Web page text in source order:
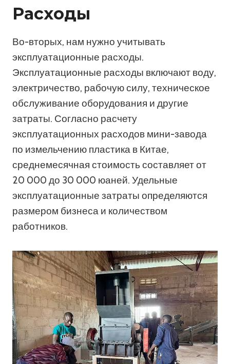
Расходы
Во-вторых, нам нужно учитывать
эксплуатационные расходы.
Эксплуатационные расходы включают воду,
электричество, рабочую силу, техническое
обслуживание оборудования и другие
затраты. Согласно расчету
эксплуатационных расходов мини-завода
по измельчению пластика в Китае,
среднемесячная стоимость составляет от
20 000 до 30 000 юаней. Удельные
эксплуатационные затраты определяются
размером бизнеса и количеством
работников.